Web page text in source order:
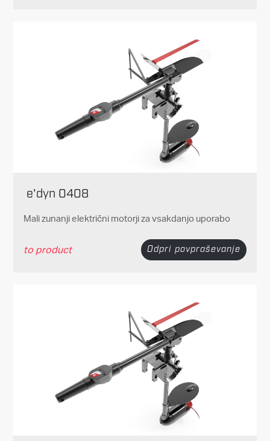
e'dyn 0408
Mali zunanji električni motorji za vsakdanjo uporabo
to product Odpri povpraševanje